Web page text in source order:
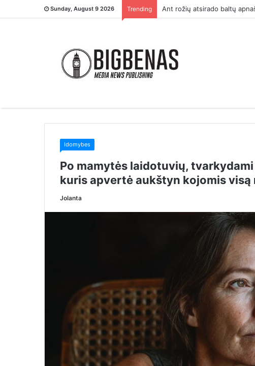
Sunday, August 9 2026 Trending Mūsų vestuvės neįvyko. Po
Idomybes
Po mamytės laidotuvių,
kuris apvertė aukštyn kojomis visą
Jolanta